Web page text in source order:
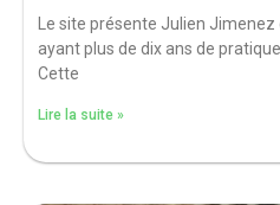
Le site présente Julien
ayant plus de dix ans de
Cette
Lire la suite »